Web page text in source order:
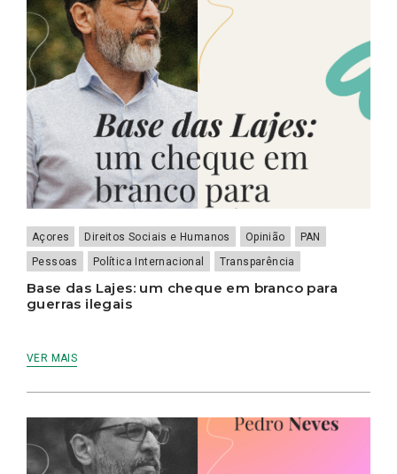
Açores Direitos Sociais e Humanos Opinião
PAN
Pessoas
Política Internacional Transparência
Base das Lajes: um cheque em branco para
guerras ilegais
VER MAIS